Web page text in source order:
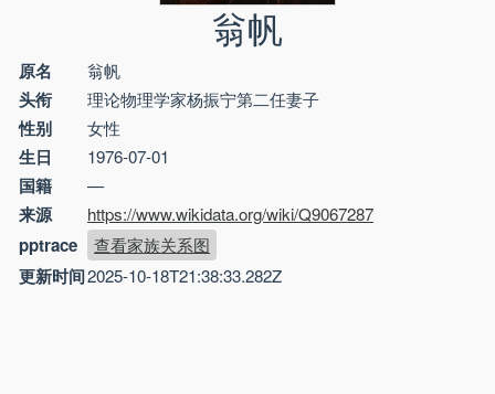
翁帆
原名 翁帆
头衔 理论物理学家杨振宁第二任妻子
性别 女性
生日 1976-07-01
国籍 —
来源 https://www.wikidata.org/wiki/Q9067287
pptrace 查看家族关系图
更新时间2025-10-18T21:38:33.282Z